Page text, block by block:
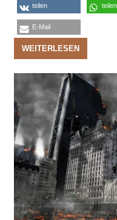
teilen teilen
E-Mail
WEITERLESEN